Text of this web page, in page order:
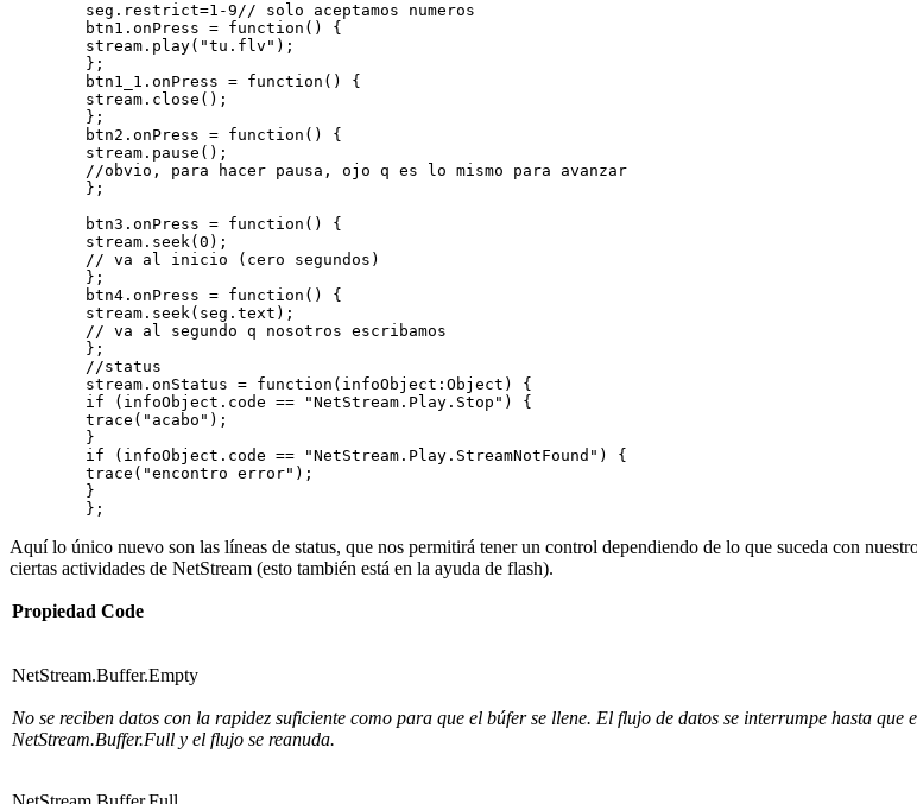
        seg.restrict=1-9// solo aceptamos numeros
        btn1.onPress = function() {
        stream.play("tu.flv");
        };
        btn1_1.onPress = function() {
        stream.close();
        };
        btn2.onPress = function() {
        stream.pause();
        //obvio, para hacer pausa, ojo q es lo mismo para avanzar
        };
        btn3.onPress = function() {
        stream.seek(0);
        // va al inicio (cero segundos)
        };
        btn4.onPress = function() {
        stream.seek(seg.text);
        // va al segundo q nosotros escribamos
        };
        //status
        stream.onStatus = function(infoObject:Object) {
        if (infoObject.code == "NetStream.Play.Stop") {
        trace("acabo");
        }
        if (infoObject.code == "NetStream.Play.StreamNotFound") {
        trace("encontro error");
        }
        };
Aquí lo único nuevo son las líneas de status, que nos permitirá tener un control dependiendo de lo que suceda con
ciertas actividades de NetStream (esto también está en la ayuda de flash).
Propiedad Code
NetStream.Buffer.Empty
No se reciben datos con la rapidez suficiente como para que el búfer se llene. El flujo de datos se interrumpe hasta que
NetStream.Buffer.Full y el flujo se reanuda.